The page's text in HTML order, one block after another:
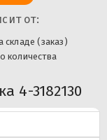
от:
складе (заказ)
количества
4-3182130